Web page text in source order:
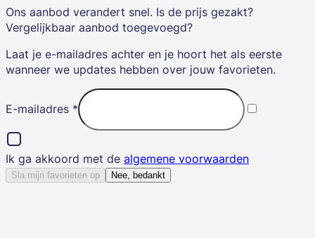
Ons aanbod verandert snel. Is de prijs gezakt?
Vergelijkbaar aanbod toegevoegd?
Laat je e-mailadres achter en je hoort het als eerste
wanneer we updates hebben over jouw favorieten.
E-mailadres *
Ik ga akkoord met de algemene voorwaarden
Sla mijn favorieten op Nee, bedankt